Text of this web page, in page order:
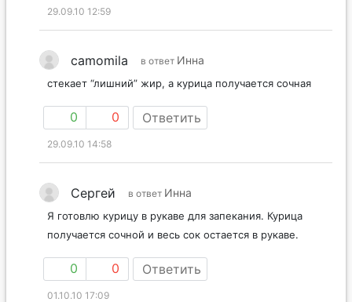
29.09.10 12:59
camomila в ответ Инна
стекает “лишний” жир, а курица получается сочная
0 0 Ответить
29.09.10 14:58
Сергей в ответ Инна
Я готовлю курицу в рукаве для запекания. Курица
получается сочной и весь сок остается в рукаве.
0 0 Ответить
01.10.10 17:09